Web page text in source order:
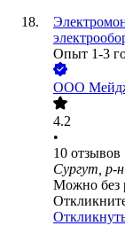
Опыт 1-3
ООО
4.2
•
10 отзывов
Сургут, р-
Можно без